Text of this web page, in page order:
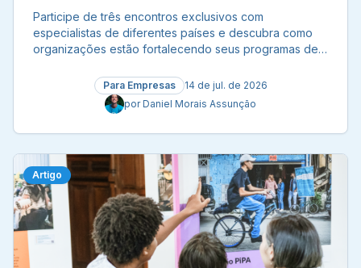
Participe de três encontros exclusivos com
especialistas de diferentes países e descubra como
organizações estão fortalecendo seus programas de
inovadoras, colaboração e impacto social.
Para Empresas
14 de jul. de 2026
porDaniel Morais Assunção
Artigo